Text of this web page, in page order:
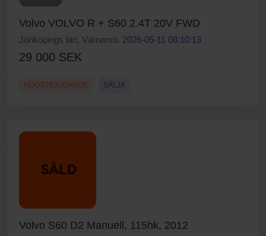
Volvo VOLVO R + S60 2.4T 20V FWD
Jönköpings län, Värnamo. 2026-05-11 08:10:13
29 000 SEK
HÖGSTBJUDANDE SÄLJA
Volvo S60 D2 Manuell, 115hk, 2012